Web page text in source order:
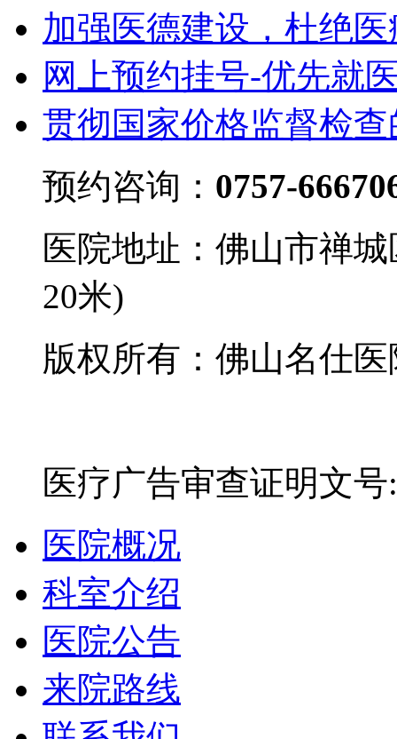
加强医德建设，杜绝
网上预约挂号-优先就
贯彻国家价格监督检
预约咨询： 0757-
医院地址：佛山市禅
20米)
版权所有：佛山名仕
医疗广告审查证明文
医院概况
科室介绍
医院公告
来院路线